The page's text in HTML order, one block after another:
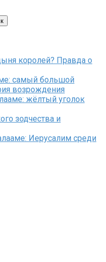
королей? Правда о
самый большой
возрождения
жёлтый уголок
зодчества и
Иерусалим среди